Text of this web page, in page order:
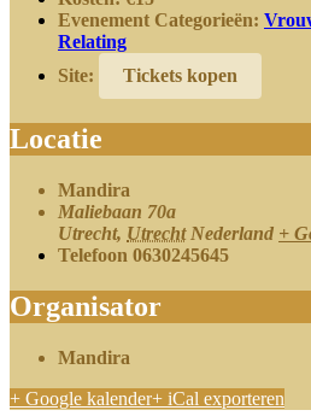
Evenement Categorieën:
Relating
Site:
Tickets kopen
Locatie
Mandira
Maliebaan 70a
Utrecht, Utrecht Nederland +
Telefoon 0630245645
Organisator
Mandira
+ Google kalender+ iCal exporteren